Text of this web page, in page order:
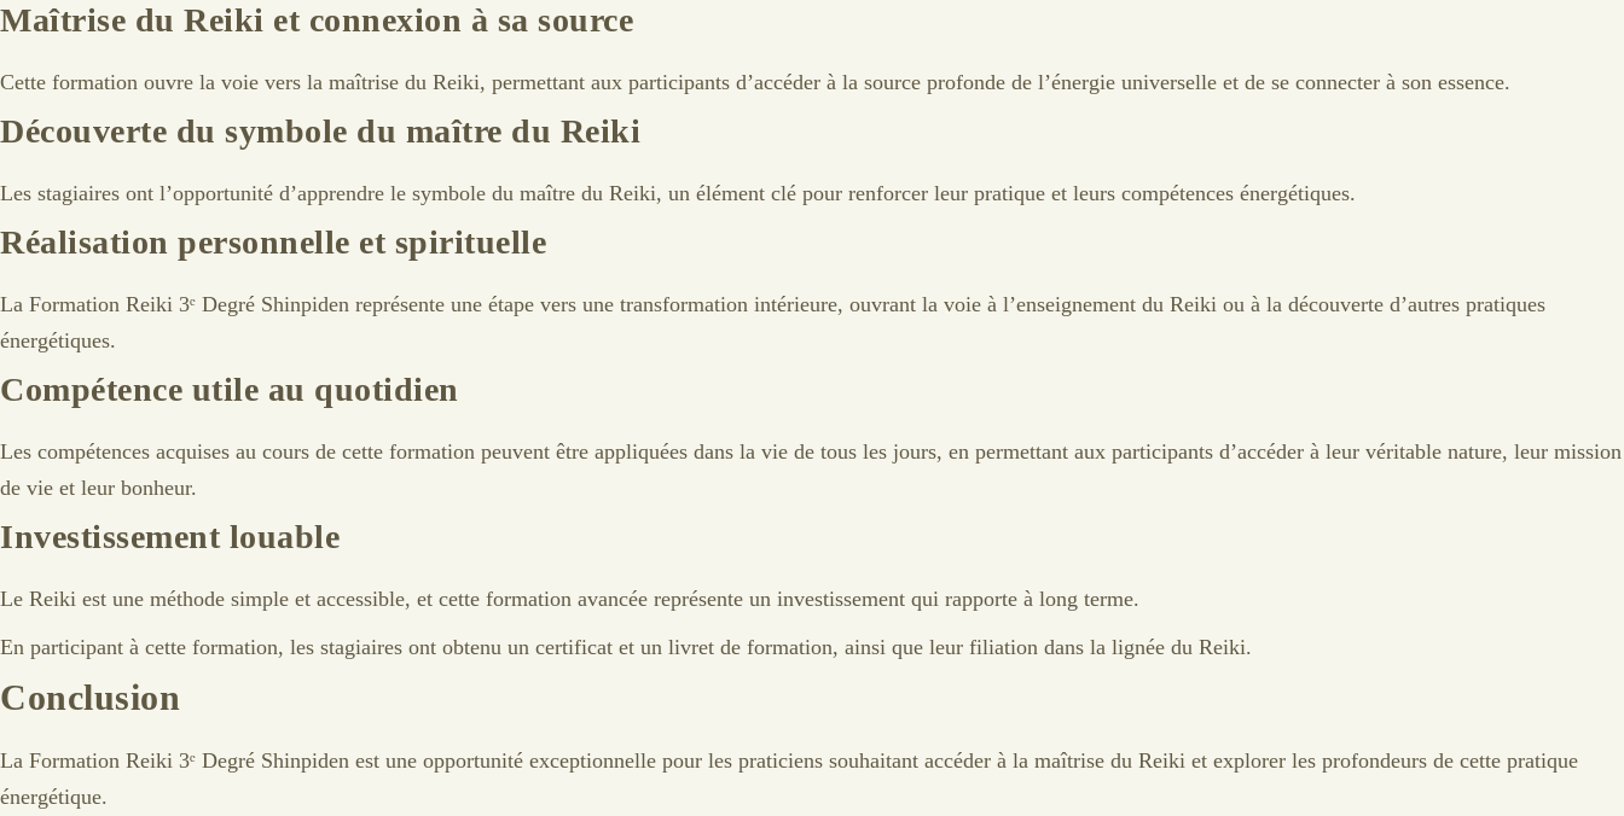
Maîtrise du Reiki et connexion à sa source
Cette formation ouvre la voie vers la maîtrise du Reiki, permettant aux participants d’accéder à la source profonde de l’énergie universelle et de se connecter à son essence.
Découverte du symbole du maître du Reiki
Les stagiaires ont l’opportunité d’apprendre le symbole du maître du Reiki, un élément clé pour renforcer leur pratique et leurs compétences énergétiques.
Réalisation personnelle et spirituelle
La Formation Reiki 3ᵉ Degré Shinpiden représente une étape vers une transformation intérieure, ouvrant la voie à l’enseignement du Reiki ou à la découverte d’autres pratiques
énergétiques.
Compétence utile au quotidien
Les compétences acquises au cours de cette formation peuvent être appliquées dans la vie de tous les jours, en permettant aux participants d’accéder à leur véritable nature, leur mission
de vie et leur bonheur.
Investissement louable
Le Reiki est une méthode simple et accessible, et cette formation avancée représente un investissement qui rapporte à long terme.
En participant à cette formation, les stagiaires ont obtenu un certificat et un livret de formation, ainsi que leur filiation dans la lignée du Reiki.
Conclusion
La Formation Reiki 3ᵉ Degré Shinpiden est une opportunité exceptionnelle pour les praticiens souhaitant accéder à la maîtrise du Reiki et explorer les profondeurs de cette pratique
énergétique.